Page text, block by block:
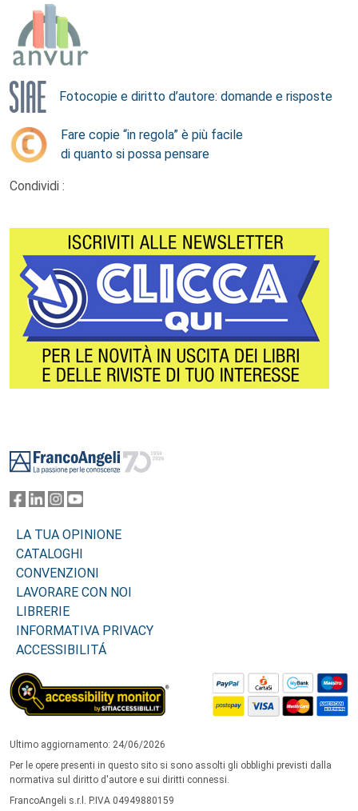
Fotocopie e diritto d’autore: domande e risposte
Fare copie “in regola” è più facile
di quanto si possa pensare
Condividi :
LA TUA OPINIONE
CATALOGHI
CONVENZIONI
LAVORARE CON NOI
LIBRERIE
INFORMATIVA PRIVACY
ACCESSIBILITÁ
Ultimo aggiornamento: 24/06/2026
Per le opere presenti in questo sito si sono assolti gli obblighi previsti dalla
normativa sul diritto d'autore e sui diritti connessi.
FrancoAngeli s.r.l. P.IVA 04949880159